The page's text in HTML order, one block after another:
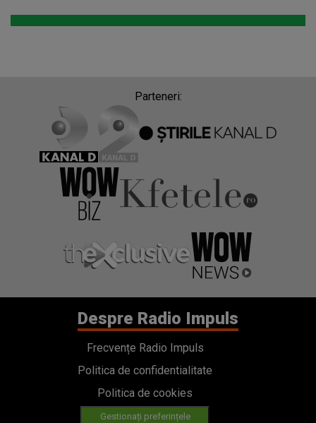
Parteneri:
Despre Radio Impuls
Frecvențe Radio Impuls
Politica de confidentialitate
Politica de cookies
Gestionați preferințele